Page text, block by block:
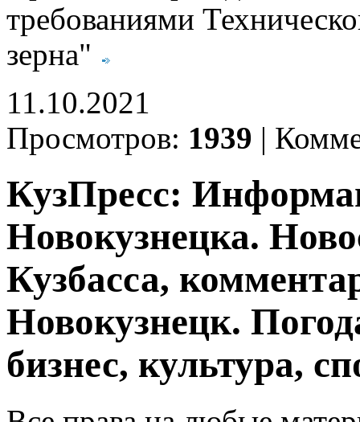
требованиями
зерна"
11.10.2021
Просмотров: 1939 |
КузПресс:
Новокузнецка.
Кузбасса,
Новокузнецк.
бизнес, культура,